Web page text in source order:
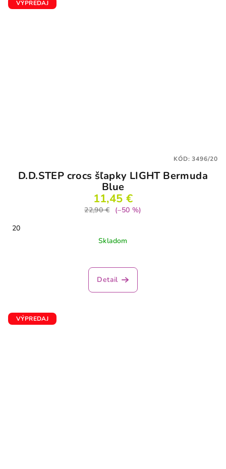
VÝPREDAJ
D.D.STEP crocs šľapky LIGHT Bermuda
Blue
11,45 €
22,90 €
(–50 %)
20
Skladom
Detail
KÓD:3496/20
VÝPREDAJ